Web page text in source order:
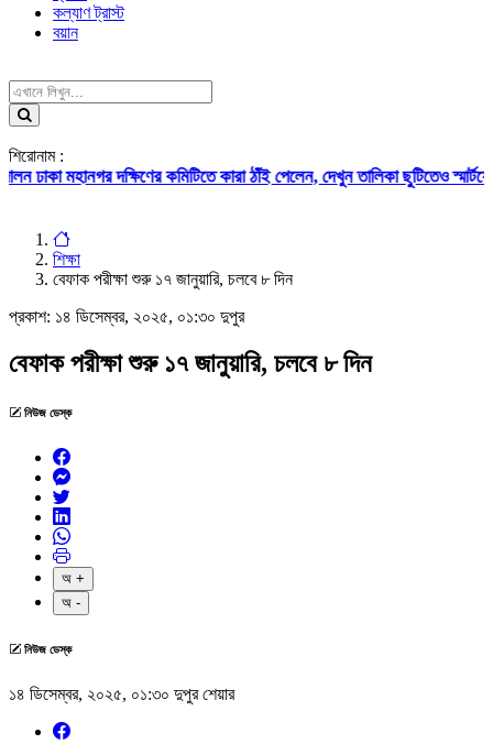
কল্যাণ ট্রাস্ট
বয়ান
শিরোনাম :
দক্ষিণের কমিটিতে কারা ঠাঁই পেলেন, দেখুন তালিকাছুটিতেও স্মার্টফোন থেকে
শিক্ষা
বেফাক পরীক্ষা শুরু ১৭ জানুয়ারি, চলবে ৮ দিন
প্রকাশ: ১৪ ডিসেম্বর, ২০২৫, ০১:৩০ দুপুর
বেফাক পরীক্ষা শুরু ১৭ জানুয়ারি, চলবে ৮ দিন
নিউজ ডেস্ক
অ +
অ -
নিউজ ডেস্ক
১৪ ডিসেম্বর, ২০২৫, ০১:৩০ দুপুরশেয়ার